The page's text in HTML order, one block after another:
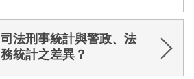
司法刑事統計與警政、法
務統計之差異？